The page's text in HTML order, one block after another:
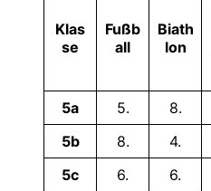
Klas
se
Fußb
all
Biath
lon
5a 5. 8.
5b
8. 4.
5c
6. 6.